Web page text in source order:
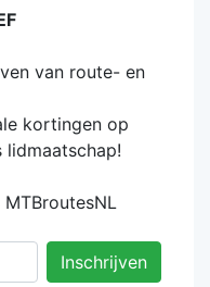
van route- en
kortingen op